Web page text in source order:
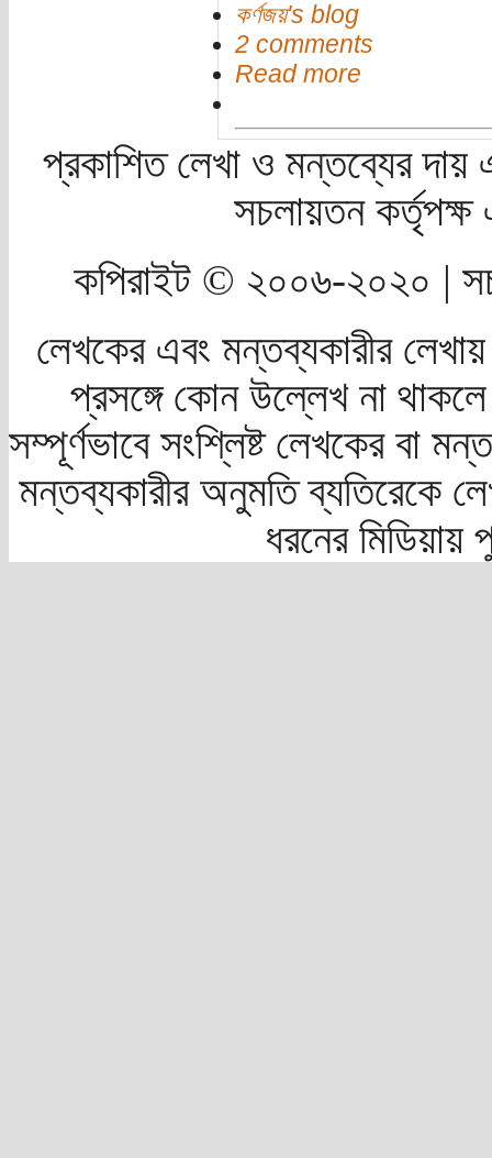
কর্ণজয়'s blog
2 comments
Read more
প্রকাশিত লেখা ও মন্তব্যের দায়
সচলায়তন
কপিরাইট © ২০০৬-২০২০ |
লেখকের এবং মন্তব্যকারীর
প্রসঙ্গে কোন উল্লেখ না
সম্পূর্ণভাবে সংশ্লিষ্ট লেখকের বা
মন্তব্যকারীর অনুমতি ব্যতিরেকে
ধরনের মিডিয়ায়